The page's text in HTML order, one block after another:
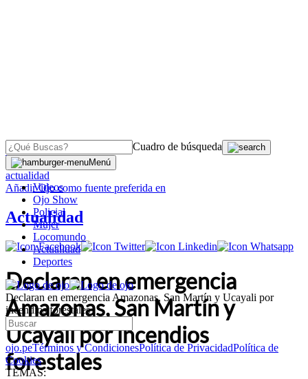
Cuadro de búsqueda
Menú
Videos
Ojo Show
Policial
Mujer
Locomundo
Actualidad
Deportes
Declaran en emergencia Amazonas, San Martín y Ucayali por
incendios forestales
ojo.peTérminos y CondicionesPolítica de PrivacidadPolítica de
Cookies
TEMAS:
OJO
actualidad
AñadirOjocomo fuente preferida en
Actualidad
Declaran en emergencia
Amazonas, San Martín y
Ucayali por incendios
forestales